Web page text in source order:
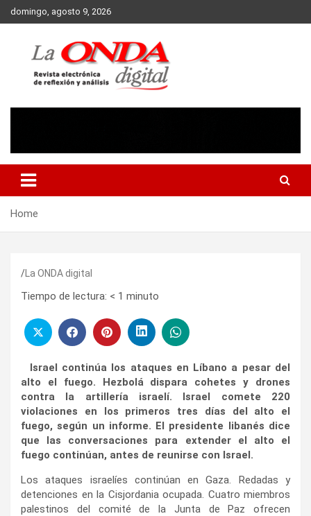
Skip
to
domingo, agosto 9, 2026
Home
La ONDA digital
Tiempo de lectura: < 1 minuto
Israel continúa los ataques en Líbano a pesar del
alto el fuego. Hezbolá dispara cohetes y drones
contra la artillería israelí. Israel comete 220
violaciones en los primeros tres días del alto el
fuego, según un informe. El presidente libanés dice
que las conversaciones para extender el alto el
fuego continúan, antes de reunirse con Israel.
Los ataques israelíes continúan en Gaza. Redadas y
detenciones en la Cisjordania ocupada. Cuatro miembros
palestinos del comité de la Junta de Paz ofrecen